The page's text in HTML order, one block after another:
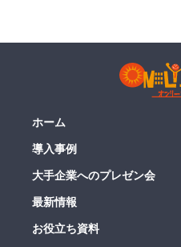
ホーム
導入事例
大手企業へのプレゼン会
最新情報
お役立ち資料